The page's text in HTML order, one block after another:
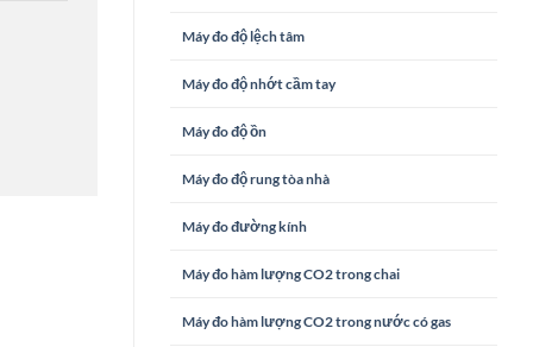
Máy đo độ lệch tâm
Máy đo độ nhớt cầm tay
Máy đo độ ồn
Máy đo độ rung tòa nhà
Máy đo đường kính
Máy đo hàm lượng CO2 trong chai
Máy đo hàm lượng CO2 trong nước có gas